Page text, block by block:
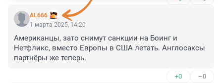
AL666
1 марта 2025, 14:20
Американцы, зато снимут санкции на Боинг и
Нетфликс, вместо Европы в США летать. Англосаксы
партнёры же теперь.
+0 –0